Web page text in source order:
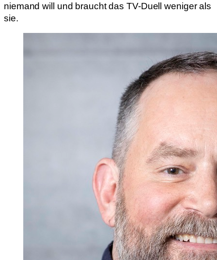
niemand will und braucht das TV-Duell weniger als
sie.